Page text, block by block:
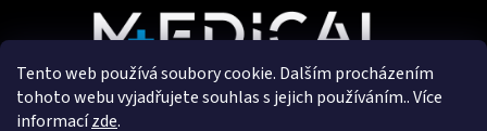
Tento web používá soubory cookie. Dalším procházením
tohoto webu vyjadřujete souhlas s jejich používáním.. Více
informacízde.
Copyright 2025OnlineMedical.cz. Všechna práva